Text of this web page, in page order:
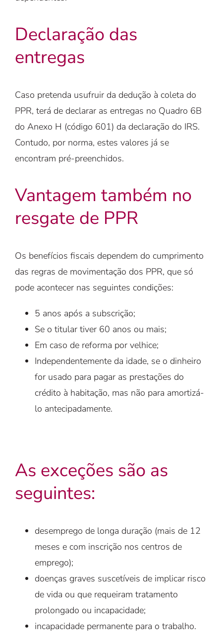
Declaração das
entregas
Caso pretenda usufruir da dedução à coleta do
PPR, terá de declarar as entregas no Quadro 6B
do Anexo H (código 601) da declaração do IRS.
Contudo, por norma, estes valores já se
encontram pré-preenchidos.
Vantagem também no
resgate de PPR
Os benefícios fiscais dependem do cumprimento
das regras de movimentação dos PPR, que só
pode acontecer nas seguintes condições:
5 anos após a subscrição;
Se o titular tiver 60 anos ou mais;
Em caso de reforma por velhice;
Independentemente da idade, se o dinheiro
for usado para pagar as prestações do
crédito à habitação, mas não para amortizá-
lo antecipadamente.
As exceções são as
seguintes:
desemprego de longa duração (mais de 12
meses e com inscrição nos centros de
emprego);
doenças graves suscetíveis de implicar risco
de vida ou que requeiram tratamento
prolongado ou incapacidade;
incapacidade permanente para o trabalho.